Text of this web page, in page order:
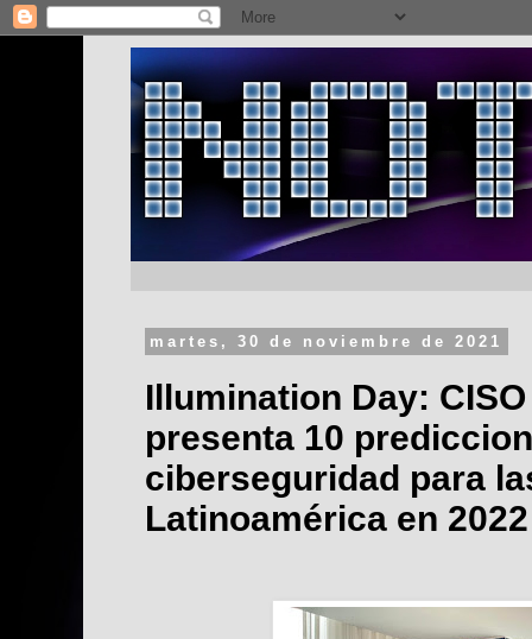
martes, 30 de noviembre de 2021
Illumination Day:
presenta 10
ciberseguridad para
Latinoamérica en 2022